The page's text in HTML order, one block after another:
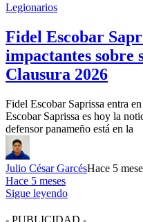
Legionarios
Fidel Escobar
impactantes sobre
Clausura 2026
Fidel Escobar Saprissa entra
Escobar Saprissa es hoy la
defensor panameño está en la
Julio César GarcésHace 5
Hace 5 meses
Sigue leyendo